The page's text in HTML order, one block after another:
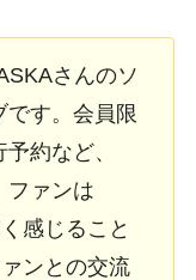
さんのソ
です。会員限
約など、
ファンは
感じること
ンとの交流